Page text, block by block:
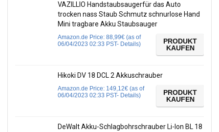
VAZILLIO Handstaubsaugerfür das Auto
trocken nass Staub Schmutz schnurlose Hand
Mini tragbare Akku Staubsauger
Amazon.de Price: 88,99€ (as of
06/04/2023 02:33 PST- Details)
PRODUKT
KAUFEN
Hikoki DV 18 DCL 2 Akkuschrauber
Amazon.de Price: 149,12€ (as of
06/04/2023 02:33 PST- Details)
PRODUKT
KAUFEN
DeWalt Akku-Schlagbohrschrauber Li-Ion BL 18